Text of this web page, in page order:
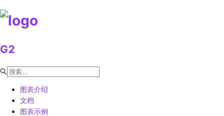
G2
图表介绍
文档
图表示例